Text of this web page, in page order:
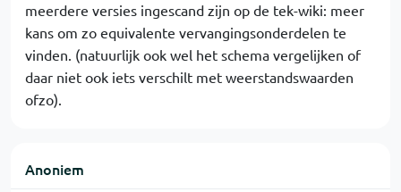
meerdere versies ingescand zijn op de tek-wiki: meer
kans om zo equivalente vervangingsonderdelen te
vinden. (natuurlijk ook wel het schema vergelijken of
daar niet ook iets verschilt met weerstandswaarden
ofzo).
Anoniem